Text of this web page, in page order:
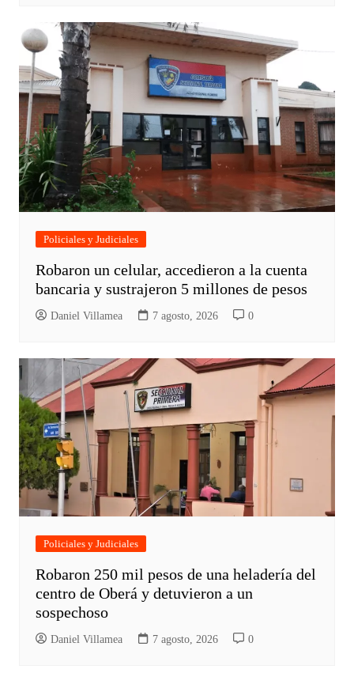
Policiales y Judiciales
Robaron un celular, accedieron a la cuenta
bancaria y sustrajeron 5 millones de pesos
Daniel Villamea 7 agosto, 2026 0
Policiales y Judiciales
Robaron 250 mil pesos de una heladería del
centro de Oberá y detuvieron a un
sospechoso
Daniel Villamea 7 agosto, 2026 0